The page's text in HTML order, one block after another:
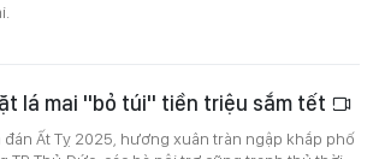
lá mai "bỏ túi" tiền triệu sắm tết
Ất Tỵ 2025, hương xuân tràn ngập khắp phố